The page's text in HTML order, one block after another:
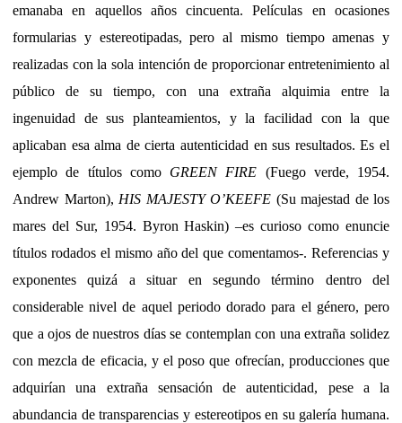
emanaba en aquellos años cincuenta. Películas en ocasiones
formularias y estereotipadas, pero al mismo tiempo amenas y
realizadas con la sola intención de proporcionar entretenimiento al
público de su tiempo, con una extraña alquimia entre la
ingenuidad de sus planteamientos, y la facilidad con la que
aplicaban esa alma de cierta autenticidad en sus resultados. Es el
ejemplo de títulos como GREEN FIRE (Fuego verde, 1954.
Andrew Marton), HIS MAJESTY O’KEEFE (Su majestad de los
mares del Sur, 1954. Byron Haskin) –es curioso como enuncie
títulos rodados el mismo año del que comentamos-. Referencias y
exponentes quizá a situar en segundo término dentro del
considerable nivel de aquel periodo dorado para el género, pero
que a ojos de nuestros días se contemplan con una extraña solidez
con mezcla de eficacia, y el poso que ofrecían, producciones que
adquirían una extraña sensación de autenticidad, pese a la
abundancia de transparencias y estereotipos en su galería humana.